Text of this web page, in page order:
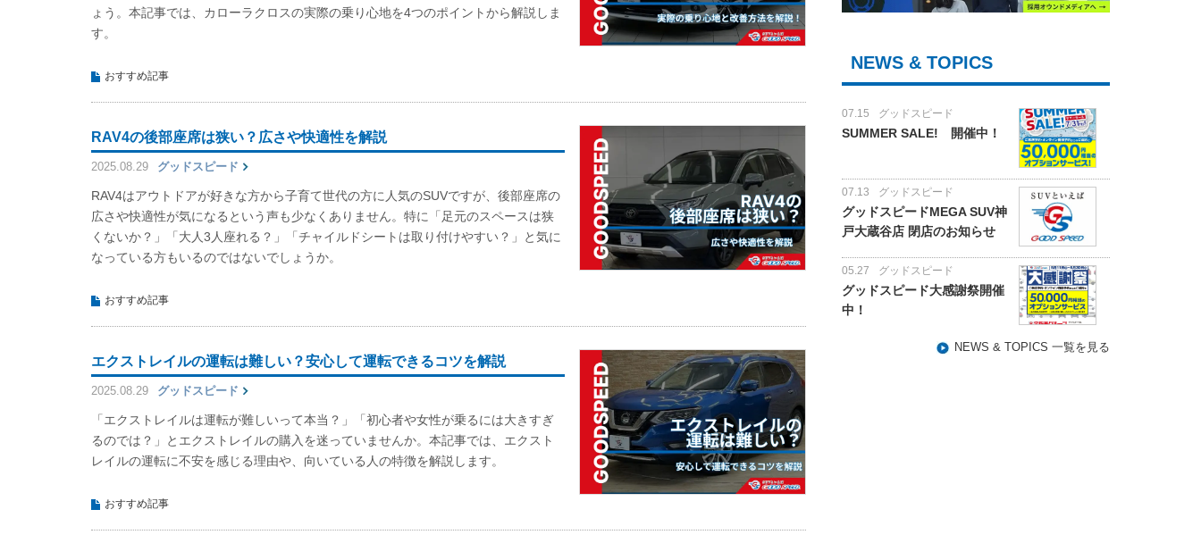
ょう。本記事では、カローラクロスの実際の乗り心地を4つのポイントから解説しま
す。
おすすめ記事
RAV4の後部座席は狭い？広さや快適性を解説
2025.08.29 グッドスピード
RAV4はアウトドアが好きな方から子育て世代の方に人気のSUVですが、後部座席の
広さや快適性が気になるという声も少なくありません。特に「足元のスペースは狭
くないか？」「大人3人座れる？」「チャイルドシートは取り付けやすい？」と気に
なっている方もいるのではないでしょうか。
おすすめ記事
エクストレイルの運転は難しい？安心して運転できるコツを解説
2025.08.29 グッドスピード
「エクストレイルは運転が難しいって本当？」「初心者や女性が乗るには大きすぎ
るのでは？」とエクストレイルの購入を迷っていませんか。本記事では、エクスト
レイルの運転に不安を感じる理由や、向いている人の特徴を解説します。
おすすめ記事
NEWS & TOPICS
07.15 グッドスピード
SUMMER SALE! 開催中！
07.13 グッドスピード
グッドスピードMEGA SUV神
戸大蔵谷店 閉店のお知らせ
05.27 グッドスピード
グッドスピード大感謝祭開催
中！
NEWS & TOPICS 一覧を見る